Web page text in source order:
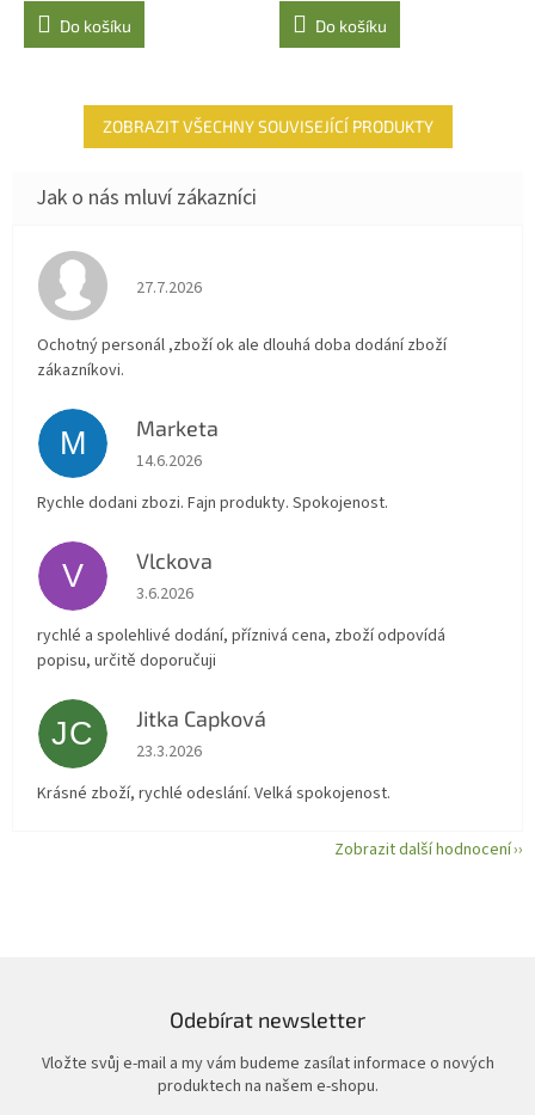
Do košíku Do košíku
ZOBRAZIT VŠECHNY SOUVISEJÍCÍ PRODUKTY
Hodnocení obchodu je 4 z 5 hvězdiček.
27.7.2026
Ochotný personál ,zboží ok ale dlouhá doba dodání zboží
zákazníkovi.
M Marketa
Hodnocení obchodu je 5 z 5 hvězdiček.
14.6.2026
Rychle dodani zbozi. Fajn produkty. Spokojenost.
V Vlckova
Hodnocení obchodu je 5 z 5 hvězdiček.
3.6.2026
rychlé a spolehlivé dodání, příznivá cena, zboží odpovídá
popisu, určitě doporučuji
JC Jitka Capková
Hodnocení obchodu je 5 z 5 hvězdiček.
23.3.2026
Krásné zboží, rychlé odeslání. Velká spokojenost.
Zobrazit další hodnocení
Odebírat newsletter
Vložte svůj e-mail a my vám budeme zasílat informace o nových
produktech na našem e-shopu.